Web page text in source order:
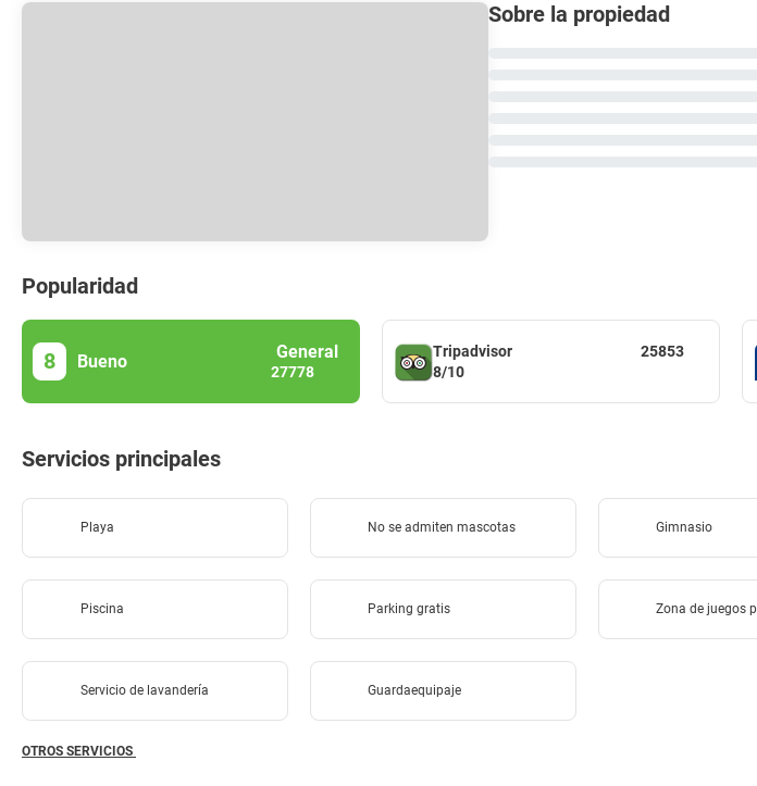
Sobre la propiedad
Popularidad
8 Bueno General
27778
Tripadvisor
8/10
25853
Servicios principales
Playa No se admiten mascotas Gimnasio
Piscina Parking gratis Zona de juegos
Servicio de lavandería Guardaequipaje
OTROS SERVICIOS